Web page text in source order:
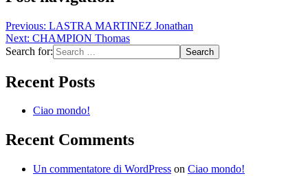
Previous: LASTRA MARTINEZ Jonathan
Next: CHAMPION Thomas
Search for:
Recent Posts
Ciao mondo!
Recent Comments
Un commentatore di WordPress on Ciao mondo!